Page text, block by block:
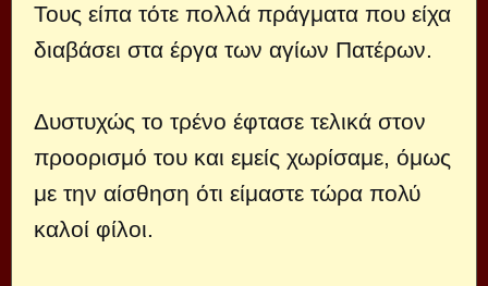
Τους είπα τότε πολλά πράγματα που είχα
διαβάσει στα έργα των αγίων Πατέρων.
Δυστυχώς το τρένο έφτασε τελικά στον
προορισμό του και εμείς χωρίσαμε, όμως
με την αίσθηση ότι είμαστε τώρα πολύ
καλοί φίλοι.